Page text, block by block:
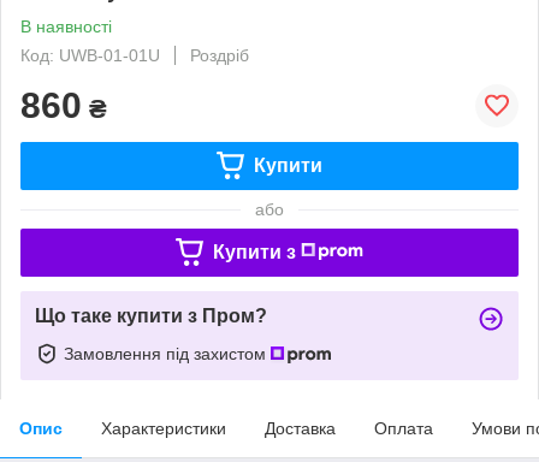
В наявності
Код: UWB-01-01U
Роздріб
860 ₴
Купити
або
Купити з
Що таке купити з Пром?
Замовлення під захистом
Опис Характеристики Доставка Оплата Умови